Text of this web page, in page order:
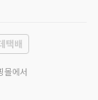
택배
몰에서